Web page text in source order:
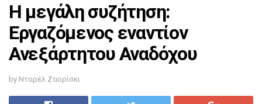
Η μεγάλη συζήτηση:
Εργαζόμενος εναντίον
Ανεξάρτητου Αναδόχου
by Νταρέλ Ζαορίσκι